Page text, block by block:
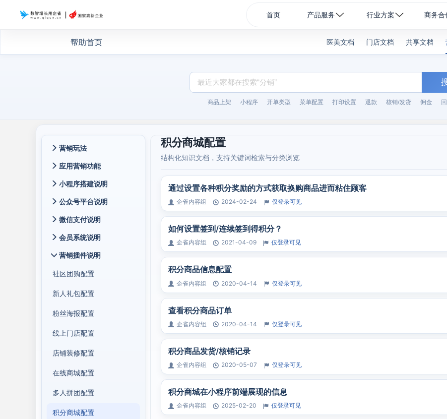
首页 产品服务 行业方案 商务合
帮助首页 医美文档 门店文档 共享文档
商品上架 小程序 开单类型 菜单配置 打印设置 退款 核销/发货 佣金
营销玩法
应用营销功能
小程序搭建说明
公众号平台说明
微信支付说明
会员系统说明
营销插件说明
社区团购配置
新人礼包配置
粉丝海报配置
线上门店配置
店铺装修配置
在线商城配置
多人拼团配置
积分商城配置
积分商城配置
结构化知识文档，支持关键词检索与分类浏览
通过设置各种积分奖励的方式获取换购商品进而粘住顾客
企雀内容组 2024-02-24 仅登录可见
如何设置签到/连续签到得积分？
企雀内容组 2021-04-09 仅登录可见
积分商品信息配置
企雀内容组 2020-04-14 仅登录可见
查看积分商品订单
企雀内容组 2020-04-14 仅登录可见
积分商品发货/核销记录
企雀内容组 2020-05-07 仅登录可见
积分商城在小程序前端展现的信息
企雀内容组 2025-02-20 仅登录可见